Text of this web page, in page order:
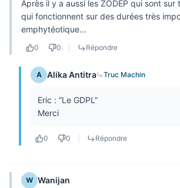
Après il y a aussi les ZODEP qui sont
qui fonctionnent sur des durées très
emphytéotique…
0 0 Répondre
A Alika Antitra Truc Machin
Eric : “Le GDPL”
Merci
0 0 Répondre
W Wanijan